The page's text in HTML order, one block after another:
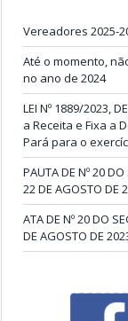
Vereadores 2025-
Até o momento,
no ano de 2024
LEI Nº 1889/2023,
a Receita e Fixa a
Pará para o
PAUTA DE Nº 20
22 DE AGOSTO DE
ATA DE Nº 20 DO
DE AGOSTO DE